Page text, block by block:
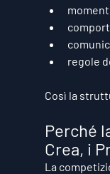
regole
Così la
Perché
Crea, i
La